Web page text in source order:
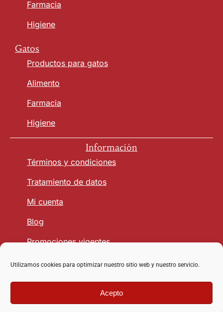
Utilizamos cookies para optimizar nuestro sitio web y nuestro servicio.
Acepto
Farmacia
Higiene
Gatos
Productos para gatos
Alimento
Farmacia
Higiene
Información
Términos y condiciones
Tratamiento de datos
Mi cuenta
Blog
Promociones vigentes
Seguridad y Confianza